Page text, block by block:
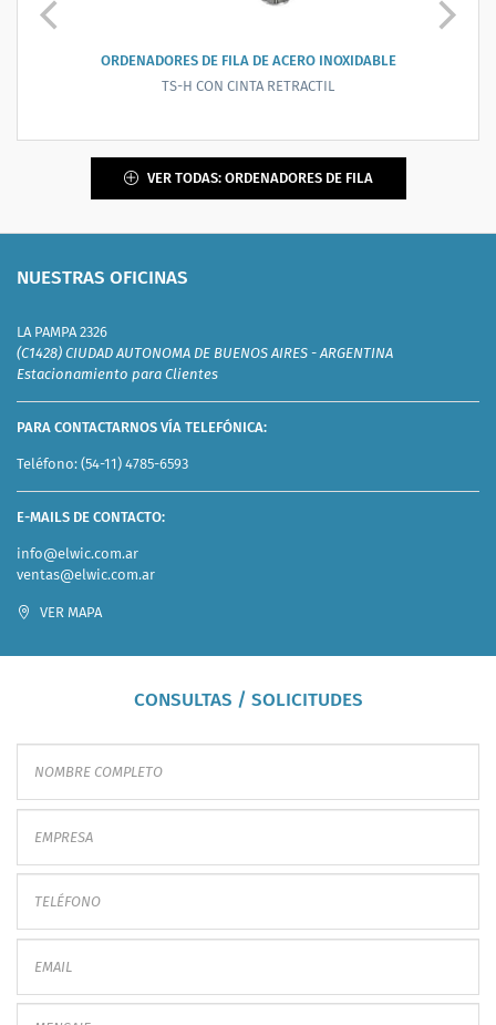
ORDENADORES DE FILA DE ACERO INOXIDABLE
TS-H CON CINTA RETRACTIL
VER TODAS: ORDENADORES DE FILA
NUESTRAS OFICINAS
LA PAMPA 2326
(C1428) CIUDAD AUTONOMA DE BUENOS AIRES - ARGENTINA
Estacionamiento para Clientes
PARA CONTACTARNOS VÍA TELEFÓNICA:
Teléfono:(54-11) 4785-6593
E-MAILS DE CONTACTO:
info@elwic.com.ar
ventas@elwic.com.ar
VER MAPA
CONSULTAS / SOLICITUDES